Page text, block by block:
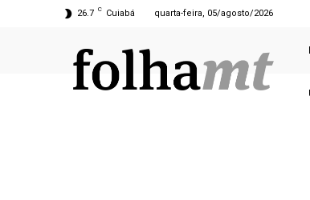
26.7 C Cuiabá quarta-feira, 05/agosto/2026